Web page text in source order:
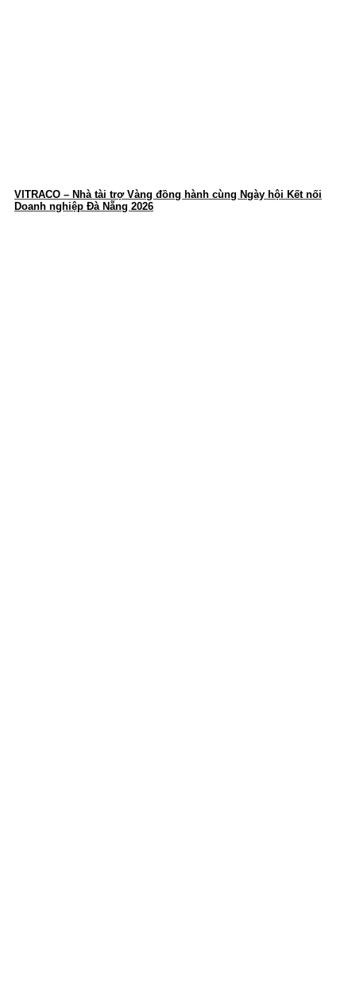
VITRACO – Nhà tài trợ Vàng đồng hành cùng Ngày hội Kết nối
Doanh nghiệp Đà Nẵng 2026